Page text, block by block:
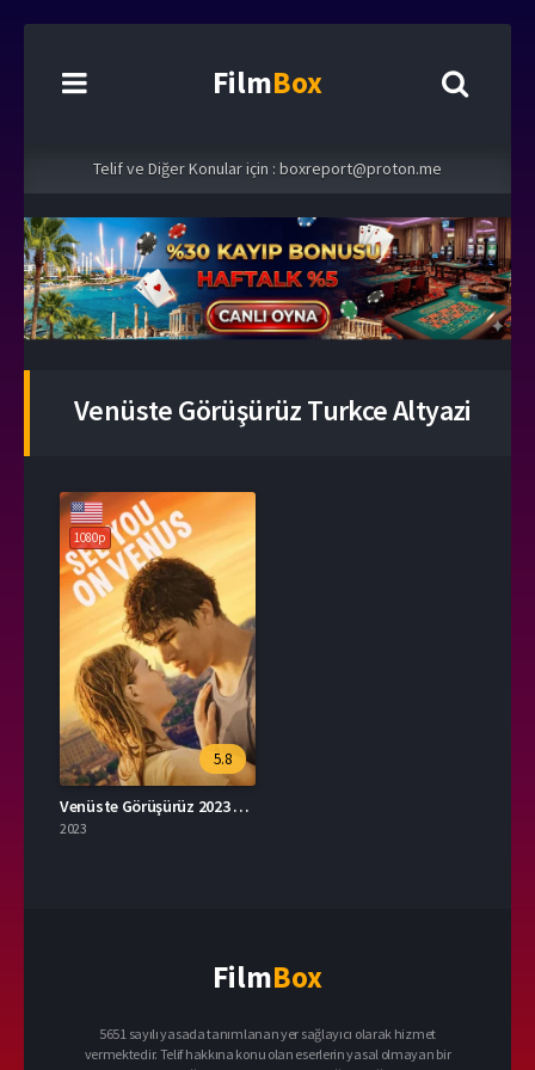
FilmBox
Telif ve Diğer Konular için : boxreport@proton.me
Venüste Görüşürüz Turkce Altyazi
1080p
5.8
Venüste Görüşürüz 2023 – See You on Venus 1080p Turkce Altyazi izle
2023
FilmBox
5651 sayılı yasada tanımlanan yer sağlayıcı olarak hizmet
vermektedir. Telif hakkına konu olan eserlerin yasal olmayan bir